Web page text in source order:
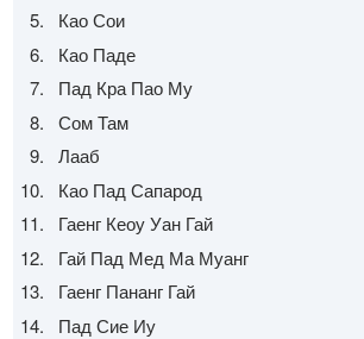
Као Сои
Као Паде
Пад Кра Пао Му
Сом Там
Лааб
Као Пад Сапарод
Гаенг Кеоу Уан Гай
Гай Пад Мед Ма Муанг
Гаенг Пананг Гай
Пад Сие Иу